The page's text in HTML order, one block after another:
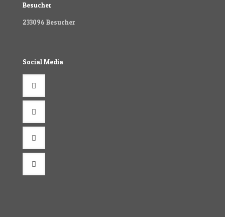
Besucher
233096 Besucher
Social Media